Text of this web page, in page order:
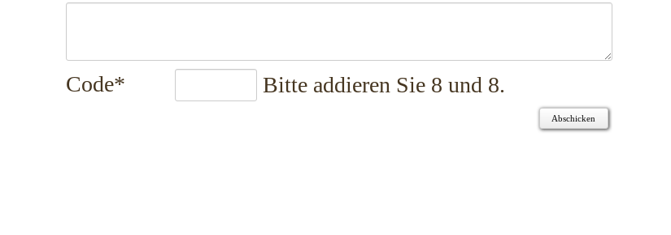
Pflichtfeld
Code* Bitte addieren Sie 8 und 8.